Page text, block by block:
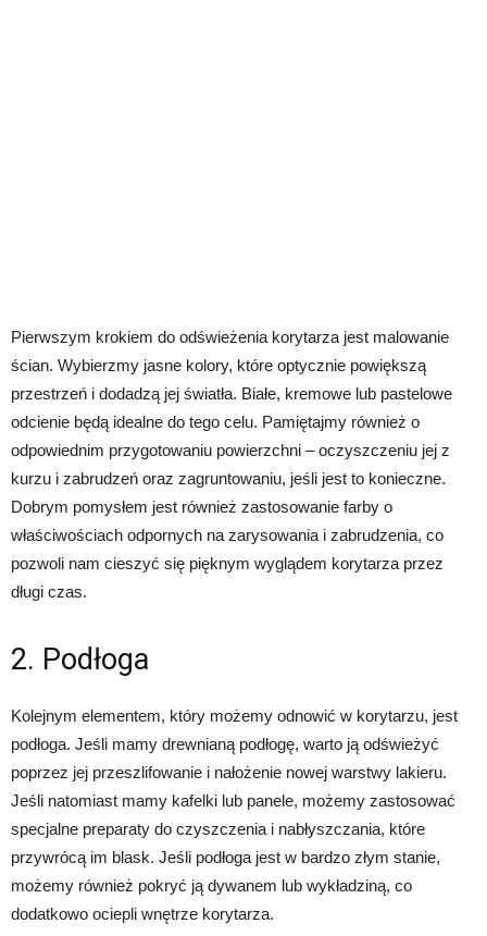
Pierwszym krokiem do odświeżenia korytarza jest malowanie
ścian. Wybierzmy jasne kolory, które optycznie powiększą
przestrzeń i dodadzą jej światła. Białe, kremowe lub pastelowe
odcienie będą idealne do tego celu. Pamiętajmy również o
odpowiednim przygotowaniu powierzchni – oczyszczeniu jej z
kurzu i zabrudzeń oraz zagruntowaniu, jeśli jest to konieczne.
Dobrym pomysłem jest również zastosowanie farby o
właściwościach odpornych na zarysowania i zabrudzenia, co
pozwoli nam cieszyć się pięknym wyglądem korytarza przez
długi czas.
2. Podłoga
Kolejnym elementem, który możemy odnowić w korytarzu, jest
podłoga. Jeśli mamy drewnianą podłogę, warto ją odświeżyć
poprzez jej przeszlifowanie i nałożenie nowej warstwy lakieru.
Jeśli natomiast mamy kafelki lub panele, możemy zastosować
specjalne preparaty do czyszczenia i nabłyszczania, które
przywrócą im blask. Jeśli podłoga jest w bardzo złym stanie,
możemy również pokryć ją dywanem lub wykładziną, co
dodatkowo ociepli wnętrze korytarza.